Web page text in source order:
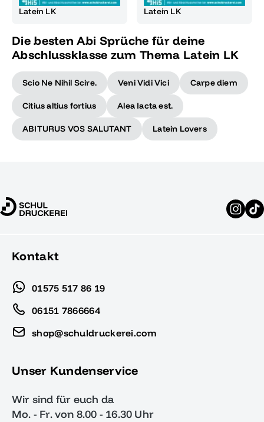
Latein LK Latein LK
Die besten Abi Sprüche für deine
Abschlussklasse zum Thema Latein LK
Scio Ne Nihil Scire. Veni Vidi Vici Carpe diem
Citius altius fortius Alea Iacta est.
ABITURUS VOS SALUTANT Latein Lovers
Kontakt
01575 517 86 19
06151 7866664
shop@schuldruckerei.com
Unser Kundenservice
Wir sind für euch da
Mo. - Fr. von 8.00 - 16.30 Uhr